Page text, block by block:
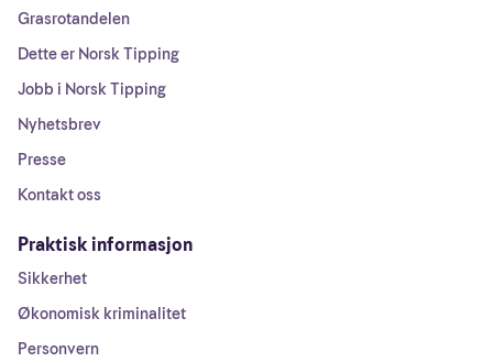
Grasrotandelen
Dette er Norsk Tipping
Jobb i Norsk Tipping
Nyhetsbrev
Presse
Kontakt oss
Praktisk informasjon
Sikkerhet
Økonomisk kriminalitet
Personvern